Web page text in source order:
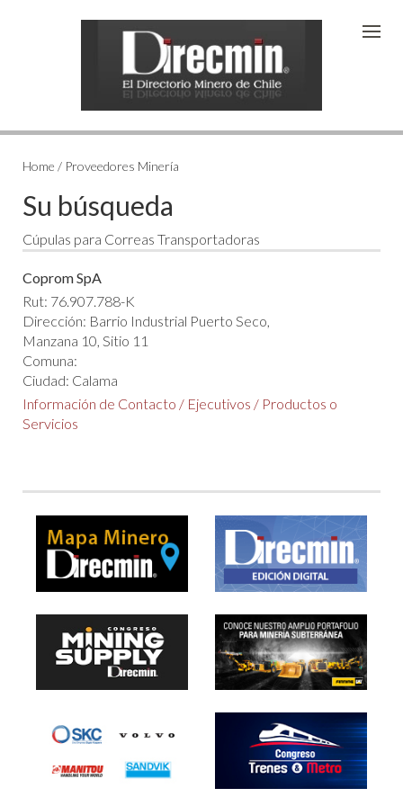
Home / Proveedores Minería
Su búsqueda
Cúpulas para Correas Transportadoras
Coprom SpA
Rut: 76.907.788-K
Dirección: Barrio Industrial Puerto Seco,
Manzana 10, Sitio 11
Comuna:
Ciudad: Calama
Información de Contacto / Ejecutivos / Productos o
Servicios